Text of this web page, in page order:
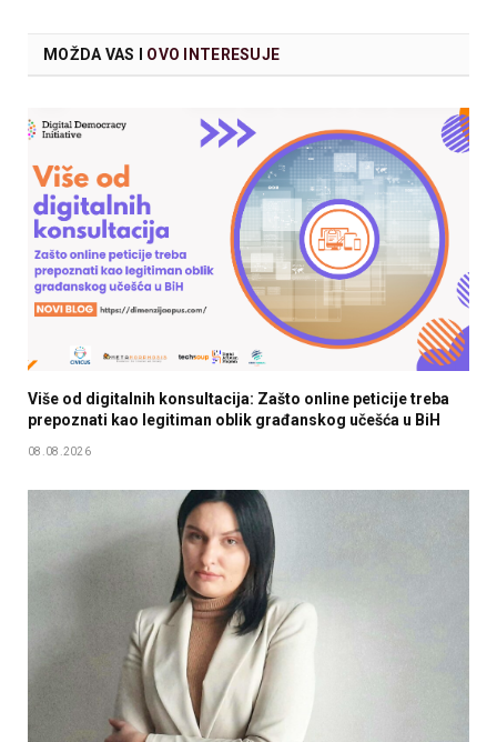
MOŽDA VAS I OVO INTERESUJE
Više od digitalnih konsultacija: Zašto online peticije treba
prepoznati kao legitiman oblik građanskog učešća u BiH
08.08.2026